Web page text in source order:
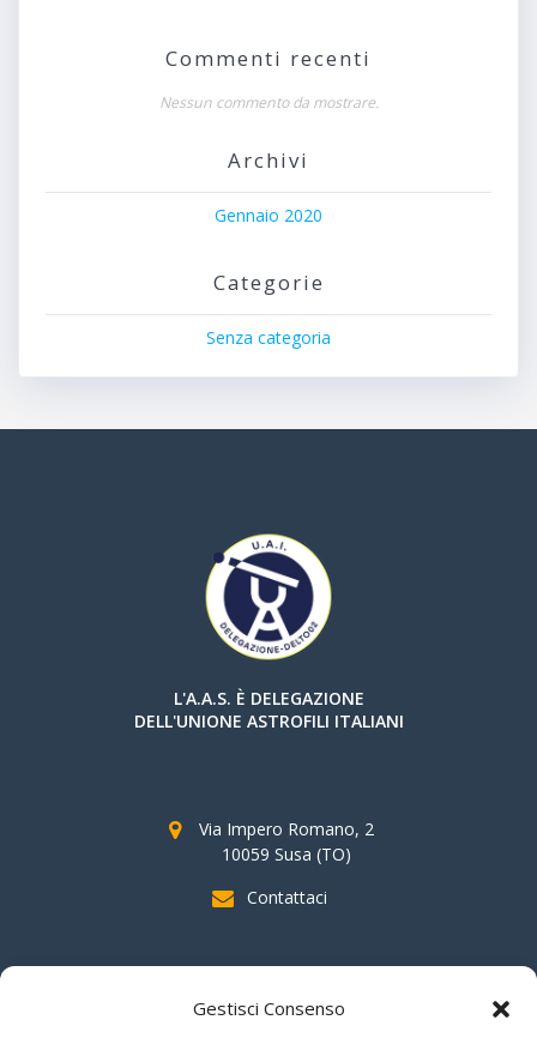
Gestisci Consenso
Commenti recenti
Nessun commento da mostrare.
Archivi
Gennaio 2020
Categorie
Senza categoria
L'A.A.S. È DELEGAZIONE
DELL'UNIONE ASTROFILI ITALIANI
Via Impero Romano, 2
10059 Susa (TO)
Contattaci
SOSTIENI AAS